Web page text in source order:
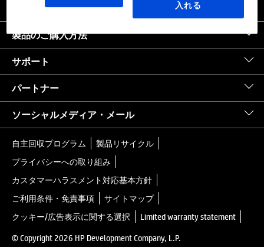
会社情報
製品のご購入方法
サポート
パートナー
ソーシャルメディア・メール
自主回収プログラム
製品リサイクル
プライバシーへの取り組み
カスタマーハラスメント対応基本方針
ご利用条件・免責事項
サイトマップ
クッキー/広告表示に関する選択
Limited warranty statement
© Copyright 2026 HP Development Company, L.P.
入れる